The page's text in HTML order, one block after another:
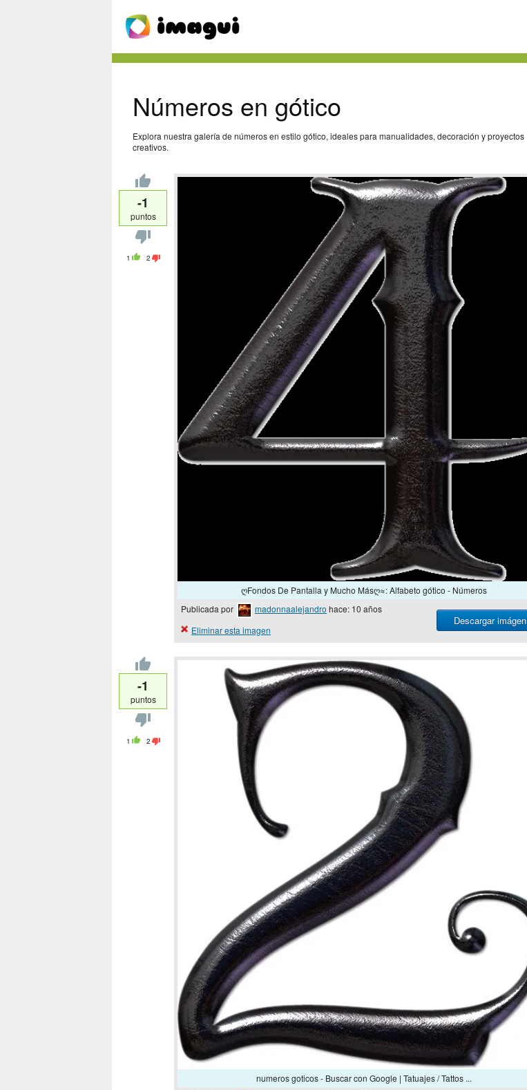
Números en gótico
Explora nuestra galería de números en estilo gótico, ideales para manualidades, decoración y proyectos
creativos.
-1
puntos
1 2
ღFondos De Pantalla y Mucho Másღ≈: Alfabeto gótico - Números
Descargar imágen
Publicada por madonnaalejandro hace: 10 años
Eliminar esta imagen
-1
puntos
1 2
numeros goticos - Buscar con Google | Tatuajes / Tattos ...